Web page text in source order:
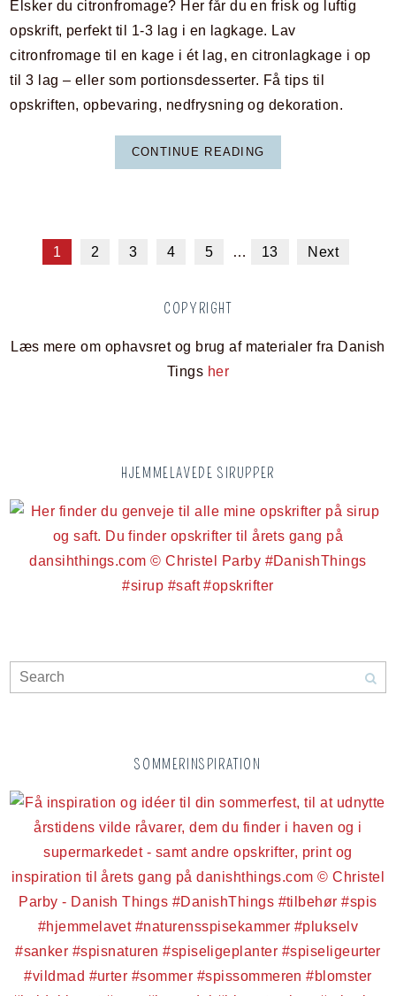
Elsker du citronfromage? Her får du en frisk og luftig
opskrift, perfekt til 1-3 lag i en lagkage. Lav
citronfromage til en kage i ét lag, en citronlagkage i op
til 3 lag – eller som portionsdesserter. Få tips til
opskriften, opbevaring, nedfrysning og dekoration.
CONTINUE READING
1 2 3 4 5 … 13 Next
COPYRIGHT
Læs mere om ophavsret og brug af materialer fra Danish
Tings her
HJEMMELAVEDE SIRUPPER
SOMMERINSPIRATION